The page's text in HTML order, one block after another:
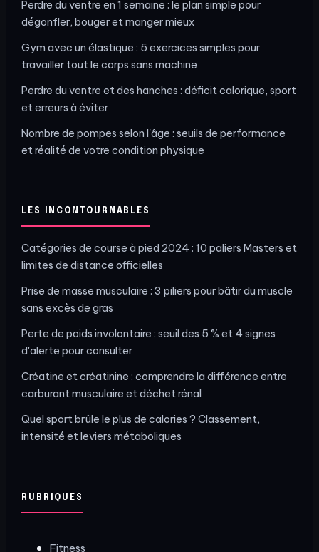
Perdre du ventre en 1 semaine : le plan simple pour
dégonfler, bouger et manger mieux
Gym avec un élastique : 5 exercices simples pour
travailler tout le corps sans machine
Perdre du ventre et des hanches : déficit calorique, sport
et erreurs à éviter
Nombre de pompes selon l'âge : seuils de performance
et réalité de votre condition physique
LES INCONTOURNABLES
Catégories de course à pied 2024 : 10 paliers Masters et
limites de distance officielles
Prise de masse musculaire : 3 piliers pour bâtir du muscle
sans excès de gras
Perte de poids involontaire : seuil des 5 % et 4 signes
d'alerte pour consulter
Créatine et créatinine : comprendre la différence entre
carburant musculaire et déchet rénal
Quel sport brûle le plus de calories ? Classement,
intensité et leviers métaboliques
RUBRIQUES
Fitness